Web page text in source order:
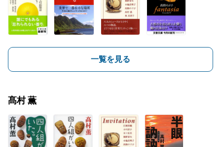
一覧を見る
髙村 薫